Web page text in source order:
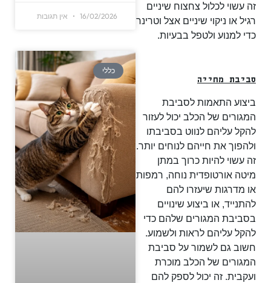
זה עשוי לכלול צחצוח שיניים
רגיל או ניקוי שיניים אצל וטרינר
כדי למנוע ולטפל בבעיות.
סביבת מחייה
ביצוע התאמות לסביבת
המגורים של הכלב יכול לעזור
להקל עליהם לנווט בסביבתו
ולהפוך את חייהם לנוחים יותר.
זה עשוי להיות כרוך במתן
מיטה אורטופדית נוחה, רמפות
או מדרגות שיעזרו להם
להתנייד, או ביצוע שינויים
בסביבת המגורים שלהם כדי
להקל עליהם לראות ולשמוע.
חשוב גם לשמור על סביבת
המגורים של הכלב מוכרת
ועקבית. זה יכול לספק להם
16/02/2026 אין תגובות
כללי